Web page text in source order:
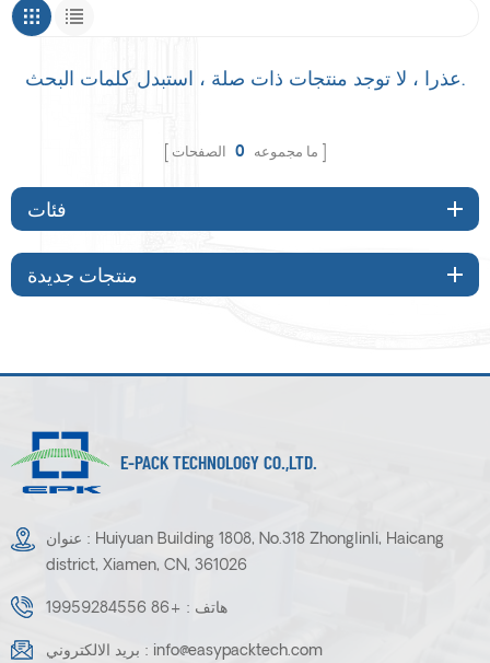
عذرا ، لا توجد منتجات ذات صلة ، استبدل كلمات البحث.
ما مجموعه 0 الصفحات
فئات
منتجات جديدة
E-PACK TECHNOLOGY CO.,LTD.
عنوان : Huiyuan Building 1808, No.318 Zhonglinli, Haicang
district, Xiamen, CN, 361026
هاتف : +86 19959284556
بريد الالكتروني : info@easypacktech.com